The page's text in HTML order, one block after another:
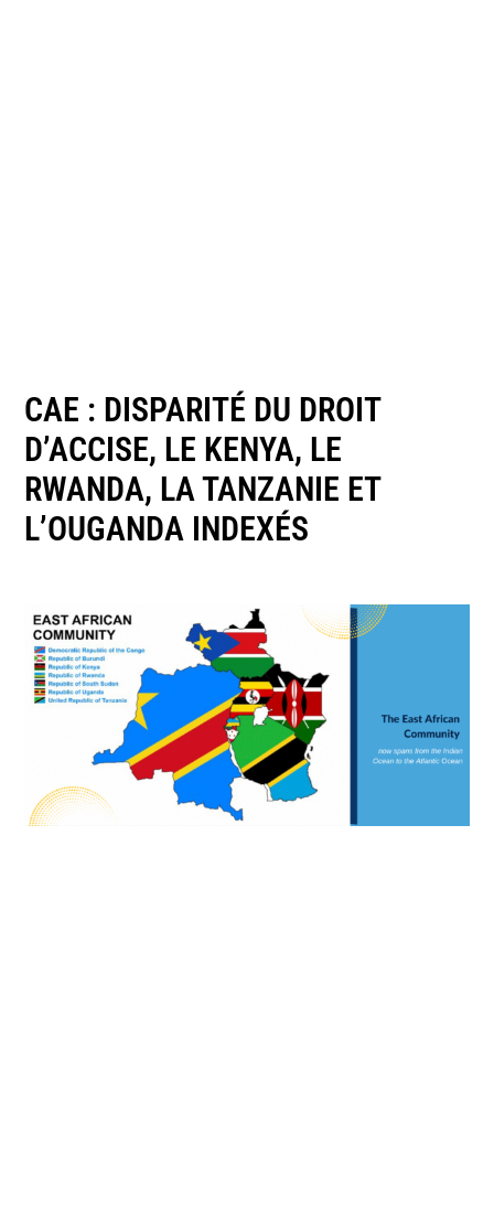
CAE : DISPARITÉ DU DROIT
D’ACCISE, LE KENYA, LE
RWANDA, LA TANZANIE ET
L’OUGANDA INDEXÉS